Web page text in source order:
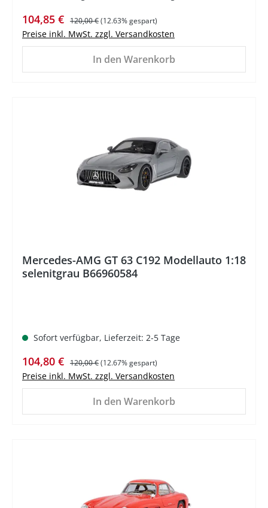
Verkaufspreis:
104,85 € Regulärer Preis:
120,00 €(12.63% gespart)
Preise inkl. MwSt. zzgl. Versandkosten
In den Warenkorb
Mercedes-AMG GT 63 C192 Modellauto 1:18
selenitgrau B66960584
Sofort verfügbar, Lieferzeit: 2-5 Tage
Verkaufspreis:
104,80 € Regulärer Preis:
120,00 €(12.67% gespart)
Preise inkl. MwSt. zzgl. Versandkosten
In den Warenkorb